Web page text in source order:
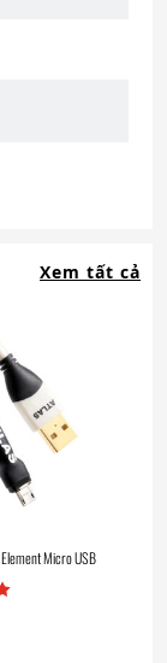
Xem tất cả
Micro USB